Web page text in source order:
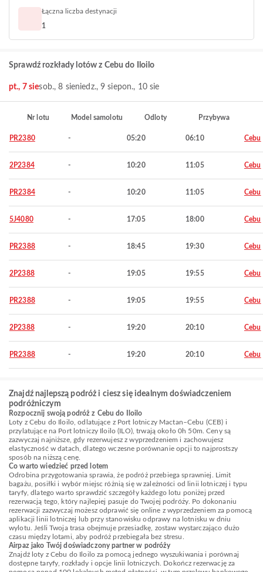
Łączna liczba destynacji
1
Sprawdź rozkłady lotów z Cebu do Iloilo
pt., 7 siesob., 8 sieniedz., 9 siepon., 10 sie
Nr lotu Model samolotu Odloty Przybywa
PR2380 - 05:20 06:10 Cebu
2P2384 - 10:20 11:05 Cebu
PR2384 - 10:20 11:05 Cebu
5J4080 - 17:05 18:00 Cebu
PR2388 - 18:45 19:30 Cebu
2P2388 - 19:05 19:55 Cebu
PR2388 - 19:05 19:55 Cebu
2P2388 - 19:20 20:10 Cebu
PR2388 - 19:20 20:10 Cebu
Znajdź najlepszą podróż i ciesz się idealnym doświadczeniem
podróżniczym
Rozpocznij swoją podróż z Cebu do Iloilo
Loty z Cebu do Iloilo, odlatujące z Port lotniczy Mactan–Cebu (CEB) i
przylatujące na Port lotniczy Iloilo (ILO), trwają około 0h 50m. Ceny są
zazwyczaj najniższe, gdy rezerwujesz z wyprzedzeniem i zachowujesz
elastyczność w datach, dlatego wczesne porównanie opcji to najprostszy
sposób na niższą cenę.
Co warto wiedzieć przed lotem
Odrobina przygotowania sprawia, że podróż przebiega sprawniej. Limit
bagażu, posiłki i wybór miejsc różnią się w zależności od linii lotniczej i typu
taryfy, dlatego warto sprawdzić szczegóły każdego lotu poniżej przed
rezerwacją tego, który najlepiej pasuje do Twojej podróży. Po dokonaniu
rezerwacji zazwyczaj możesz odprawić się online z wyprzedzeniem za pomocą
aplikacji linii lotniczej lub przy stanowisku odprawy na lotnisku w dniu
wylotu. Jeśli Twoja trasa obejmuje przesiadkę, zostaw wystarczająco dużo
czasu między lotami, aby podróż przebiegała bez stresu.
Airpaz jako Twój doświadczony partner w podróży
Znajdź loty z Cebu do Iloilo za pomocą jednego wyszukiwania i porównaj
dostępne taryfy, rozkłady i opcje linii lotniczych. Dokończ rezerwację za